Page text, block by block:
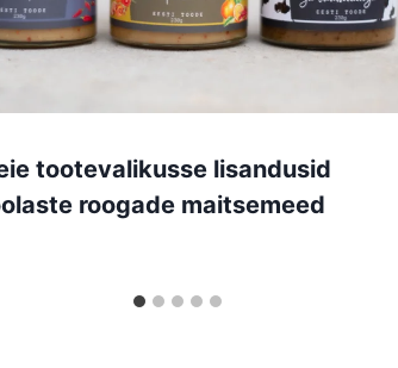
tootevalikusse lisandusid
roogade maitsemeed